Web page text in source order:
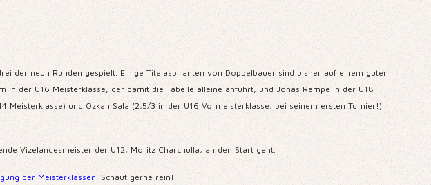
der neun Runden gespielt. Einige Titelaspiranten von Doppelbauer sind bisher auf einem guten
der U16 Meisterklasse, der damit die Tabelle alleine anführt, und Jonas Rempe in der U18
und Özkan Sala (2,5/3 in der U16 Vormeisterklasse, bei seinem ersten Turnier!)
Vizelandesmeister der U12, Moritz Charchulla, an den Start geht.
der Meisterklassen. Schaut gerne rein!